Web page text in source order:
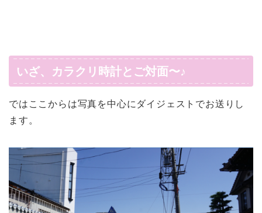
いざ、カラクリ時計とご対面〜♪
ではここからは写真を中心にダイジェストでお送りし
ます。